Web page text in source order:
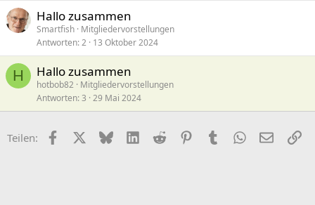
Hallo zusammen
Smartfish Mitgliedervorstellungen
Antworten 2 13 Oktober 2024
H Hallo zusammen
hotbob82
Mitgliedervorstellungen
Antworten 3 29 Mai 2024
Teilen: FacebookX (Twitter)
BlueskyLinkedIn
Reddit PinterestTumblr WhatsApp
E-Mail